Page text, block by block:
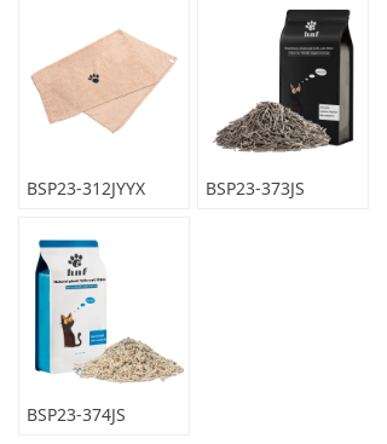
BSP23-312JYYX BSP23-373JS
BSP23-374JS